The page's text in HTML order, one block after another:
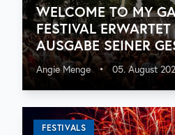
WELCOME TO MY
FESTIVAL ERWARTET
USGABE SEINER
Angie Menge • 05. August
FESTIVALS